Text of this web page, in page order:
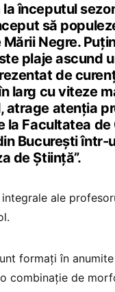
la începutul
să
Negre.
plaje ascund
de
larg cu viteze
atrage atenția
la Facultatea
București într-
de Știință”.
ale
formați în
combinație de